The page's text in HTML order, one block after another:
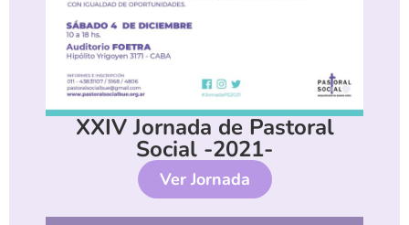
XXIV Jornada de Pastoral
Social -2021-
Ver Jornada